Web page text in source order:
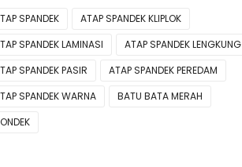
SPANDEK
ATAP SPANDEK KLIPLOK
SPANDEK LAMINASI
ATAP SPANDEK LENGKUNG
SPANDEK PASIR
ATAP SPANDEK PEREDAM
SPANDEK WARNA
BATU BATA MERAH